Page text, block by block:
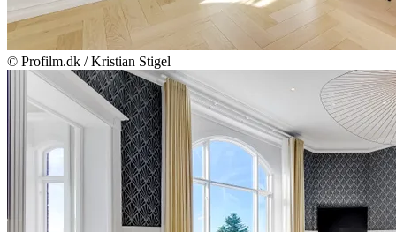
© Profilm.dk / Kristian Stigel